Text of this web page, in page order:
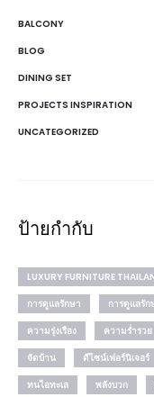
BALCONY
BLOG
DINING SET
PROJECTS INSPIRATION
UNCATEGORIZED
ป้ายกำกับ
LUXURY FURNITURE
การดูแลรักษา
การดูแลรัก
ความรุ่งเรือง
ความร่ำรวย
จัดบ้าน
ดีไซน์เฟอร์นิเจอร์
ทนไอทะเล
พลังบวก